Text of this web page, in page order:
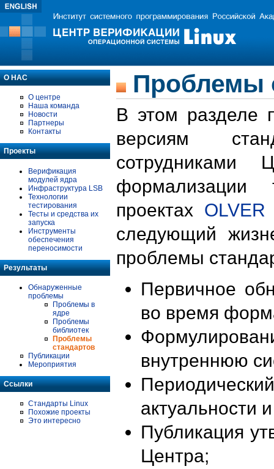
О НАС
О центре
Наша команда
Новости
Партнеры
Контакты
Проекты
Верификация
модулей ядра
Инфраструктура LSB
Технологии
тестирования
Тесты и средства их
запуска
Инструменты
обеспечения
переносимости
Результаты
Обнаруженные
проблемы
Проблемы в
ядре
Проблемы
библиотек
Проблемы
стандартов
Публикации
Мероприятия
Ссылки
Стандарты Linux
Похожие проекты
Это интересно
Проблемы
В этом разделе
версиям
формализации
проектах OLVER
следующий
проблемы
Первичное
во время
внутреннюю
актуальности
Публикация
Центра;